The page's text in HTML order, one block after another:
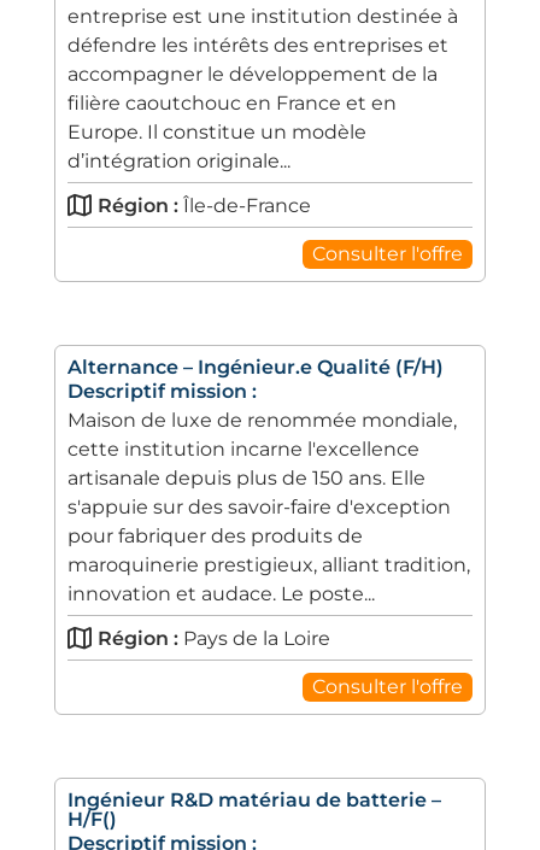
entreprise est une institution destinée à
défendre les intérêts des entreprises et
accompagner le développement de la
filière caoutchouc en France et en
Europe. Il constitue un modèle
d’intégration originale...
Région : Île-de-France
Consulter l'offre
Alternance – Ingénieur.e Qualité (F/H)
Descriptif mission :
Maison de luxe de renommée mondiale,
cette institution incarne l'excellence
artisanale depuis plus de 150 ans. Elle
s'appuie sur des savoir-faire d'exception
pour fabriquer des produits de
maroquinerie prestigieux, alliant tradition,
innovation et audace. Le poste...
Région : Pays de la Loire
Consulter l'offre
Ingénieur R&D matériau de batterie –
H/F()
Descriptif mission :